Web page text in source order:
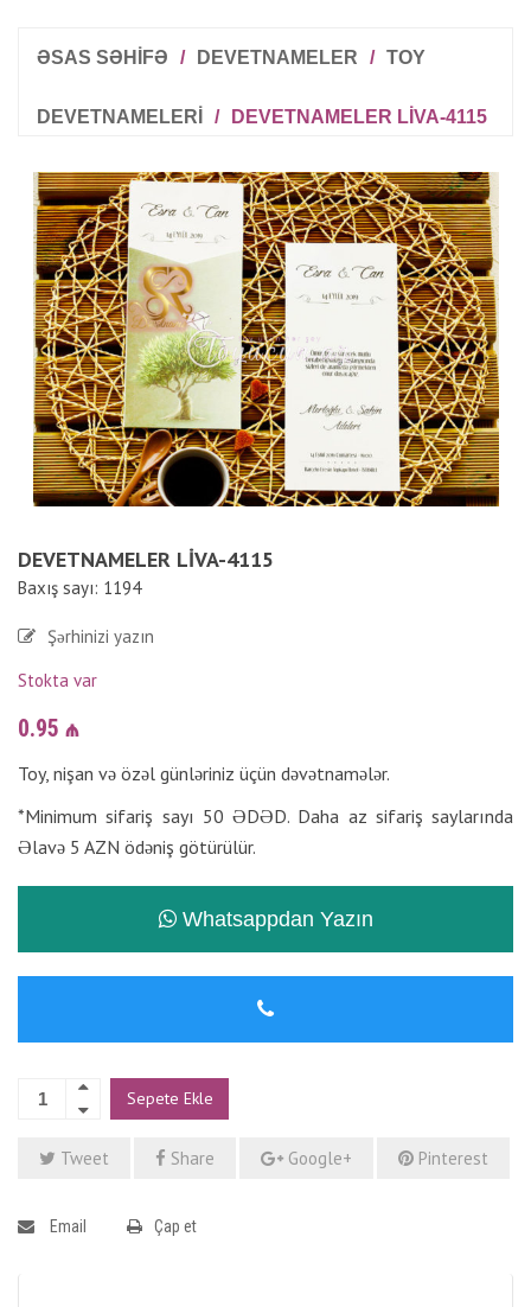
ƏSAS SƏHİFƏ / DEVETNAMELER / TOY
DEVETNAMELERI / DEVETNAMELER LIVA-4115
DEVETNAMELER LIVA-4115
Baxış sayı: 1194
Şərhinizi yazın
Stokta var
0.95 ₼
Toy, nişan və özəl günləriniz üçün dəvətnamələr.
*Minimum sifariş sayı 50 ƏDƏD. Daha az sifariş saylarında
Əlavə 5 AZN ödəniş götürülür.
Whatsappdan Yazın
Sepete Ekle
Tweet Share Google+ Pinterest
Email Çap et